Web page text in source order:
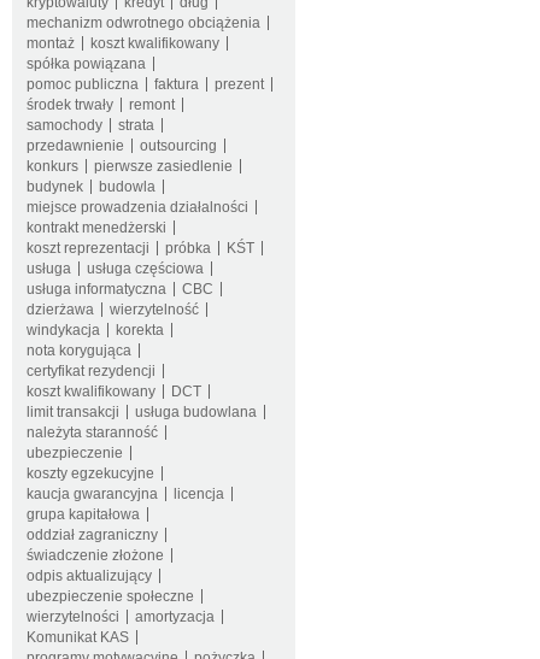
mechanizm odwrotnego obciążenia
montaż
koszt kwalifikowany
spółka powiązana
pomoc publiczna
faktura
prezent
środek trwały
remont
samochody
strata
przedawnienie
outsourcing
konkurs
pierwsze zasiedlenie
budynek
budowla
miejsce prowadzenia działalności
kontrakt menedżerski
koszt reprezentacji
próbka
KŚT
usługa
usługa częściowa
usługa informatyczna
CBC
dzierżawa
wierzytelność
windykacja
korekta
nota korygująca
certyfikat rezydencji
koszt kwalifikowany
DCT
limit transakcji
usługa budowlana
należyta staranność
ubezpieczenie
koszty egzekucyjne
kaucja gwarancyjna
licencja
grupa kapitałowa
oddział zagraniczny
świadczenie złożone
odpis aktualizujący
ubezpieczenie społeczne
wierzytelności
amortyzacja
Komunikat KAS